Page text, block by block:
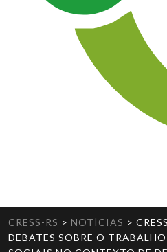
CRESS-RS > NOTÍCIAS >
DEBATES SOBRE O